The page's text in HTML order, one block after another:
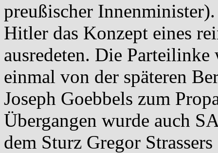
preußischer
Hitler das Konzept eines
ausredeten. Die
einmal von der späteren
Joseph Goebbels zum
Übergangen wurde auch
dem Sturz Gregor